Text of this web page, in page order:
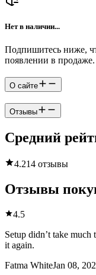
Нет в наличии...
Подпишитесь ниже,
появлении в продаже.
О сайте
Отзывы
Средний
4.214 отзывы
Отзывы
4.5
Setup didn’t take much
it again.
Fatma WhiteJan 08,